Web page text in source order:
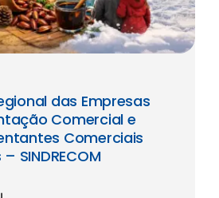
das Empresas
Comercial e
Comerciais
SINDRECOM